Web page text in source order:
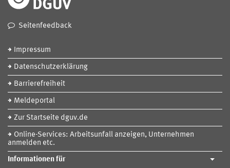
Seitenfeedback
Impressum
Datenschutzerklärung
Barrierefreiheit
Meldeportal
Zur Startseite dguv.de
Online-Services: Arbeitsunfall anzeigen, Unternehmen
anmelden etc.
Informationen für